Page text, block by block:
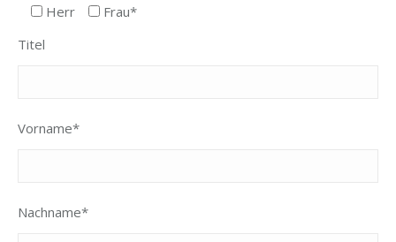
Herr
Frau*
Titel
Vorname*
Nachname*